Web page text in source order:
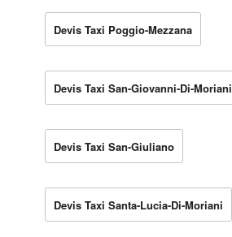
Devis Taxi Poggio-Mezzana
Devis Taxi San-Giovanni-Di-Moriani
Devis Taxi San-Giuliano
Devis Taxi Santa-Lucia-Di-Moriani